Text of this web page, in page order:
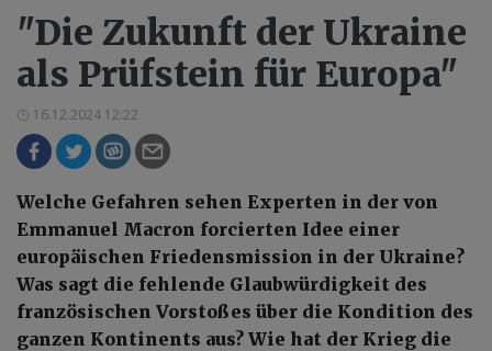
"Die Zukunft der Ukraine
als Prüfstein für Europa"
16.12.2024 12:22
Welche Gefahren sehen Experten in der von
Emmanuel Macron forcierten Idee einer
europäischen Friedensmission in der Ukraine?
Was sagt die fehlende Glaubwürdigkeit des
französischen Vorstoßes über die Kondition des
ganzen Kontinents aus? Wie hat der Krieg die